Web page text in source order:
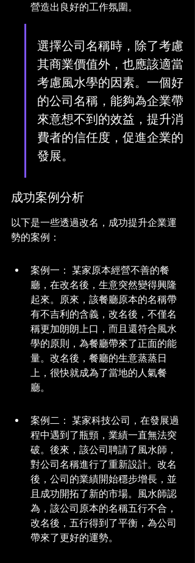
營造出良好的工作氛圍。
選擇公司名稱時，除了考慮
其商業價值外，也應該適當
考慮風水學的因素。一個好
的公司名稱，能夠為企業帶
來意想不到的效益，提升消
費者的信任度，促進企業的
發展。
成功案例分析
以下是一些透過改名，成功提升企業運
勢的案例：
案例一： 某家原本經營不善的餐
廳，在改名後，生意突然變得興隆
起來。原來，該餐廳原本的名稱帶
有不吉利的含義，改名後，不僅名
稱更加朗朗上口，而且還符合風水
學的原則，為餐廳帶來了正面的能
量。改名後，餐廳的生意蒸蒸日
上，很快就成為了當地的人氣餐
廳。
案例二： 某家科技公司，在發展過
程中遇到了瓶頸，業績一直無法突
破。後來，該公司聘請了風水師，
對公司名稱進行了重新設計。改名
後，公司的業績開始穩步增長，並
且成功開拓了新的市場。風水師認
為，該公司原本的名稱五行不合，
改名後，五行得到了平衡，為公司
帶來了更好的運勢。